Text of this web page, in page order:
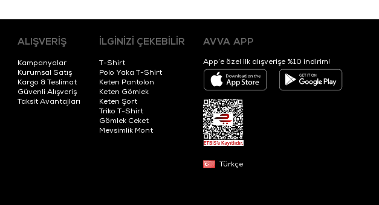
ALIŞVERİŞ
Kampanyalar
Kurumsal Satış
Kargo & Teslimat
Güvenli Alışveriş
Taksit Avantajları
İLGİNİZİ ÇEKEBİLİR
T-Shirt
Polo Yaka T-Shirt
Keten Pantolon
Keten Gömlek
Keten Şort
Triko T-Shirt
Gömlek Ceket
Mevsimlik Mont
AVVA APP
App’e özel ilk alışverişe %10 indirim!
Türkçe